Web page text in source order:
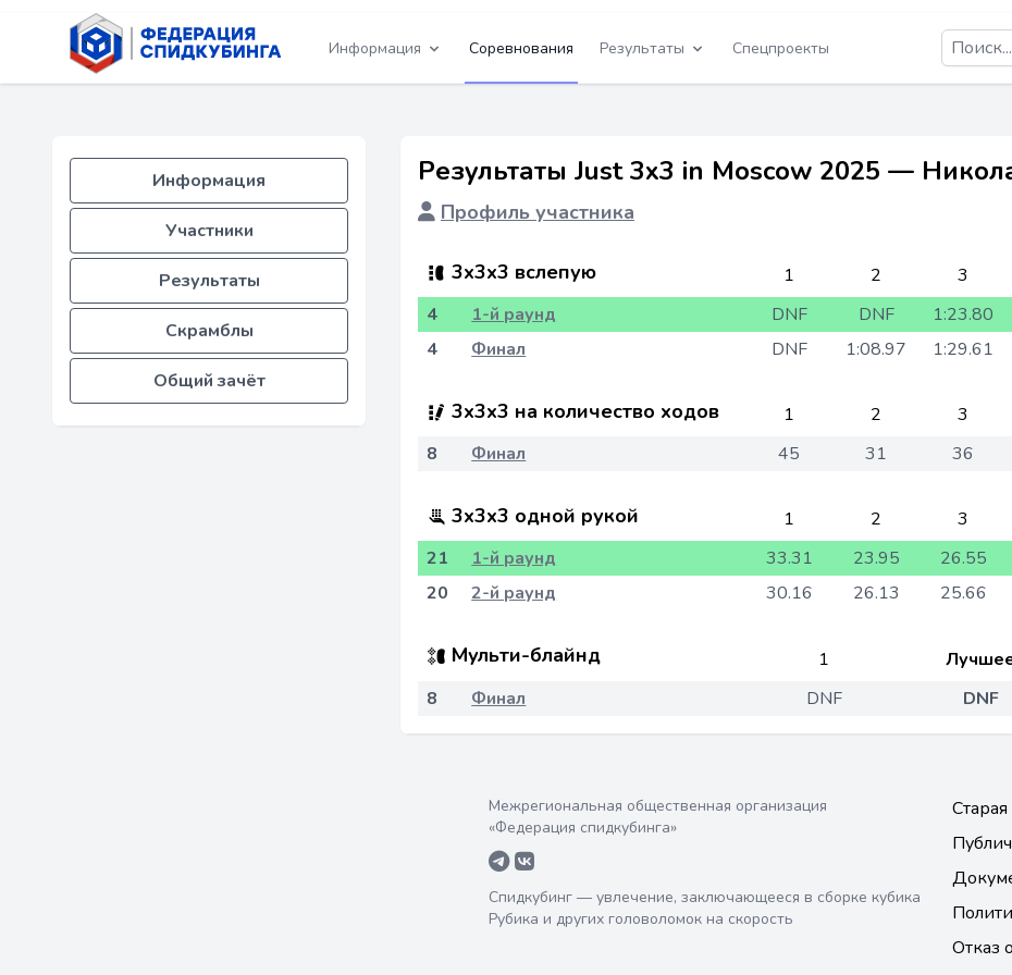
Информация Соревнования Результаты Спецпроекты
Информация
Участники
Результаты
Скрамблы
Общий зачёт
Результаты Just 3x3 in Moscow 2025 —
Профиль участника
3x3x3 вслепую 1 2 3
4
1-й раунд DNF DNF 1:23.80
4
Финал DNF 1:08.97 1:29.61
3x3x3 на количество ходов 1 2 3
8
Финал 45 31 36
3x3x3 одной рукой 1 2 3
21
1-й раунд 33.31 23.95 26.55
20
2-й раунд 30.16 26.13 25.66
Мульти-блайнд 1
8
Финал DNF DNF
Межрегиональная общественная организация
«Федерация спидкубинга»
Спидкубинг — увлечение, заключающееся в сборке кубика
Рубика и других головоломок на скорость
Отказ